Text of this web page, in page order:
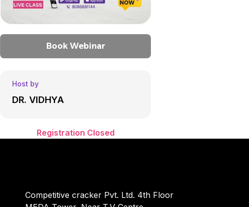
Book Webinar
Host by
DR. VIDHYA
Registration Closed
Competitive cracker Pvt. Ltd. 4th Floor